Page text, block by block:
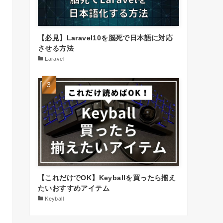
【必見】Laravel10を脳死で日本語に対応
させる方法
Laravel
【これだけでOK】Keyballを買ったら揃え
たいおすすめアイテム
Keyball